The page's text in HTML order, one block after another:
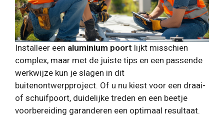
Installeer een aluminium poort lijkt misschien
complex, maar met de juiste tips en een passende
werkwijze kun je slagen in dit
buitenontwerpproject. Of u nu kiest voor een draai-
of schuifpoort, duidelijke treden en een beetje
voorbereiding garanderen een optimaal resultaat.